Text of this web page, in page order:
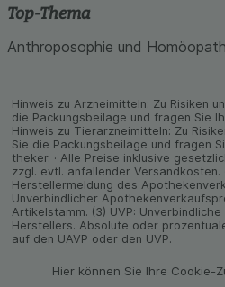
Top-Thema
Anthroposophie und
Hinweis zu Arzneimitteln: Zu Risiken
die Packungs­beilage und fragen Sie
Hinweis zu Tier­arz­nei­mitteln: Zu
Sie die Packungs­beilage und fragen
theker. · Alle Preise inklusive
zzgl. evtl. anfallender Versand­kosten.
Herstellermeldung des
Unverbindlicher
Artikelstamm. (3) UVP:
Herstellers. Absolute oder
auf den UAVP oder den UVP.
Hier können Sie Ihre Cookie-